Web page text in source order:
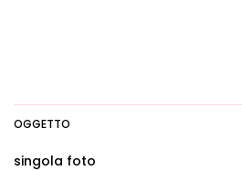
OGGETTO
singola foto